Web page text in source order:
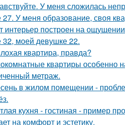
У меня сложилась
У меня образование, своя
интерьер построен на
моей девушке 22.
квартира, правда?
квартиры особенно
метраж.
в жилом помещении -
кухня - гостиная - пример
на комфорт и эстетику.